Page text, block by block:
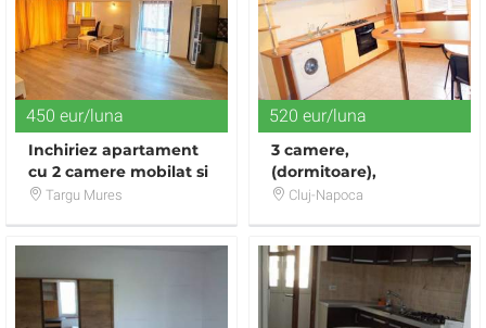
450 eur/luna
Inchiriez apartament
cu 2 camere mobilat si
utilat modern in Tudor
Targu Mures
520 eur/luna
3 camere,
(dormitoare),
decomandat, mobilat
Cluj-Napoca